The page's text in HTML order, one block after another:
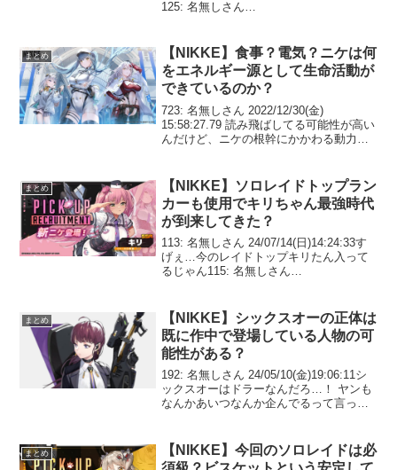
125: 名無しさん
JKのルピーちゃんで我慢...
まとめ
【NIKKE】食事？電気？ニケは何
をエネルギー源として生命活動が
できているのか？
723: 名無しさん 2022/12/30(金)
15:58:27.79 読み飛ばしてる可能性が高い
んだけど、ニケの根幹にかかわる動力
どうやって生命維持活動を行ってる...
まとめ
【NIKKE】ソロレイドトップラン
カーも使用でキリちゃん最強時代
が到来してきた？
113: 名無しさん 24/07/14(日)14:24:33す
げぇ…今のレイドトップキリたん入って
るじゃん115: 名無しさん
まとめ
【NIKKE】シックスオーの正体は
既に作中で登場している人物の可
能性がある？
192: 名無しさん 24/05/10(金)19:06:11シ
ックスオーはドラーなんだろ…！ ヤンも
なんかあいつなんか企んでるって言って
たい 205: 名無しさん 24...
まとめ
【NIKKE】今回のソロレイドは必